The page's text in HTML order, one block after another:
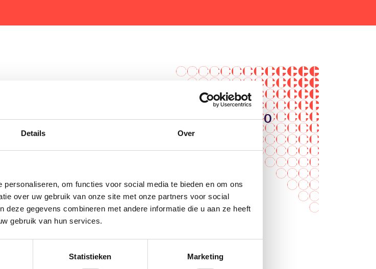
Details Over
om functies voor social media te bieden en om ons
over uw gebruik van onze site met onze partners voor social
deze gegevens combineren met andere informatie die u aan ze heeft
gebruik van hun services.
Statistieken Marketing
een duo
van
viral en
tournee
Concertvrienden - € 17,10
Standaard - € 19,00
Tickets bestellen